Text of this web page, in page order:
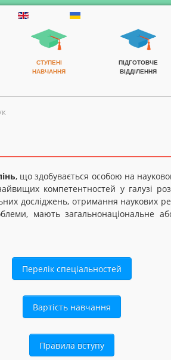
СТУПЕНІ
НАВЧАННЯ
ПІДГОТОВЧЕ
ВІДДІЛЕННЯ
, що здобувається особою на
компетентностей у галузі
досліджень, отримання наукових
мають загальнонаціональне
Перелік спеціальностей
Вартість навчання
Правила вступу